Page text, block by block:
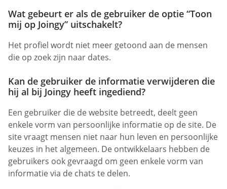
Wat gebeurt er als de gebruiker de optie “Toon
mij op Joingy” uitschakelt?
Het profiel wordt niet meer getoond aan de mensen
die op zoek zijn naar dates.
Kan de gebruiker de informatie verwijderen die
hij al bij Joingy heeft ingediend?
Een gebruiker die de website betreedt, deelt geen
enkele vorm van persoonlijke informatie op de site. De
site vraagt mensen niet naar hun leven en persoonlijke
keuzes in het algemeen. De ontwikkelaars hebben de
gebruikers ook gevraagd om geen enkele vorm van
informatie via de chats te delen.